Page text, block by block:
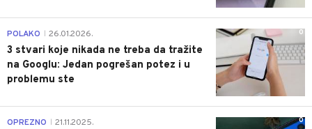
0
POLAKO 26.01.2026.
3 stvari koje nikada ne treba da tražite
na Googlu: Jedan pogrešan potez i u
problemu ste
0
OPREZNO 21.11.2025.